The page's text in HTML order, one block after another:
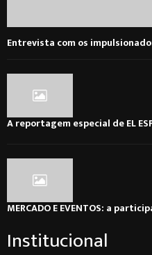
Entrevista com os
A reportagem especial de EL
MERCADO E EVENTOS: a
Institucional